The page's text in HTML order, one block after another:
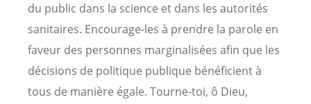
du public dans la science et dans les autorités
sanitaires. Encourage-les à prendre la parole en
faveur des personnes marginalisées afin que les
décisions de politique publique bénéficient à
tous de manière égale. Tourne-toi, ô Dieu,